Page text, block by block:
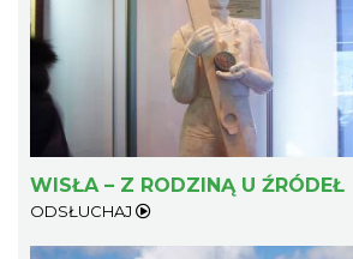
WISŁA – Z RODZINĄ U ŹRÓDEŁ
ODSŁUCHAJ